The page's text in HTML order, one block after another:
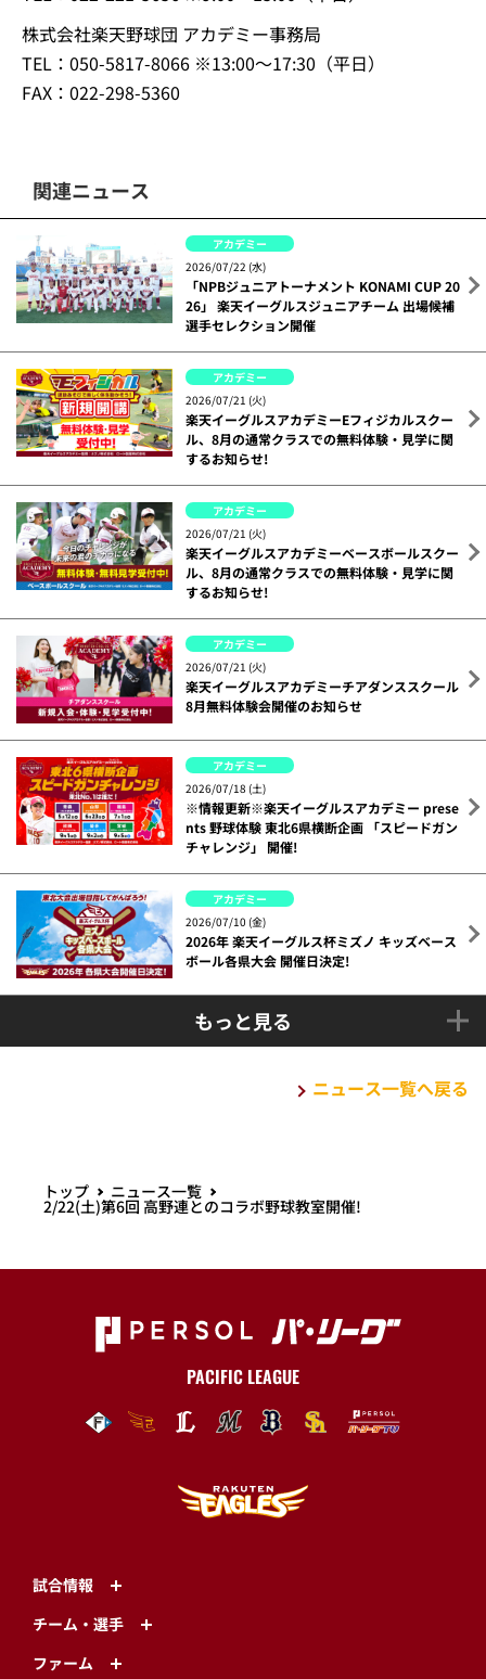
株式会社楽天野球団 アカデミー事務局
TEL：050-5817-8066 ※13:00～17:30（平日）
FAX：022-298-5360
関連ニュース
アカデミー
2026/07/22 (水)
「NPBジュニアトーナメント KONAMI CUP 20
26」 楽天イーグルスジュニアチーム 出場候補
選手セレクション開催
アカデミー
2026/07/21 (火)
楽天イーグルスアカデミーEフィジカルスクー
ル、8月の通常クラスでの無料体験・見学に関
するお知らせ!
アカデミー
2026/07/21 (火)
楽天イーグルスアカデミーベースボールスクー
ル、8月の通常クラスでの無料体験・見学に関
するお知らせ!
アカデミー
2026/07/21 (火)
楽天イーグルスアカデミーチアダンススクール
8月無料体験会開催のお知らせ
アカデミー
2026/07/18 (土)
※情報更新※楽天イーグルスアカデミー prese
nts 野球体験 東北6県横断企画 「スピードガン
チャレンジ」 開催!
アカデミー
2026/07/10 (金)
2026年 楽天イーグルス杯ミズノ キッズベース
ボール各県大会 開催日決定!
もっと見る
ニュース一覧へ戻る
トップ ニュース一覧
2/22(土)第6回 高野連とのコラボ野球教室開催!
PACIFIC LEAGUE
試合情報
チーム・選手
ファーム